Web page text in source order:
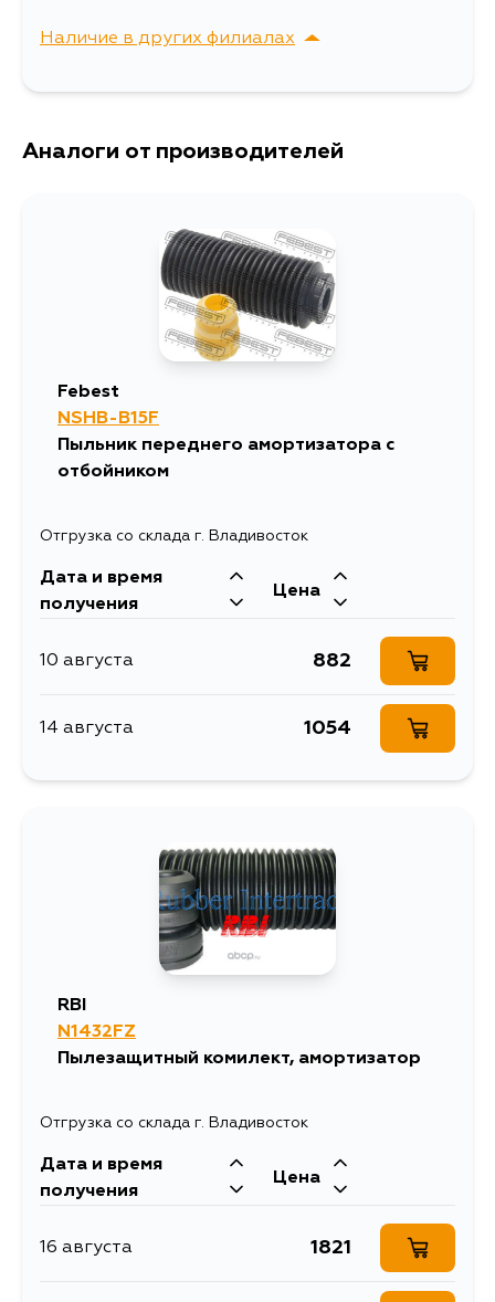
Наличие в других филиалах
г. Владивосток,
Аналоги от производителей
Febest
NSHB-B15F
Пыльник переднего амортизатора с
отбойником
Отгрузка со склада г. Владивосток
Дата и время
получения
Цена
10 августа 882
14 августа 1054
RBI
N1432FZ
Пылезащитный комилект, амортизатор
Отгрузка со склада г. Владивосток
Дата и время
получения
Цена
16 августа 1821